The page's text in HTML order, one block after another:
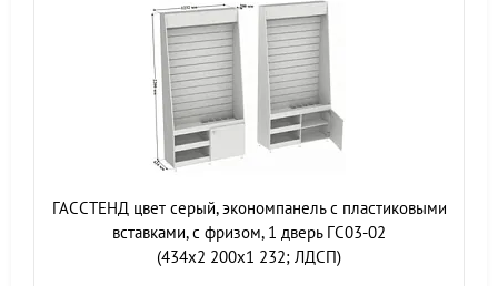
ГАССТЕНД цвет серый, экономпанель с пластиковыми
вставками, с фризом, 1 дверь ГС03-02
(434х2 200х1 232; ЛДСП)